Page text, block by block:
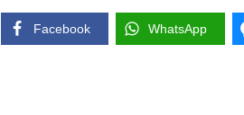
Facebook WhatsApp